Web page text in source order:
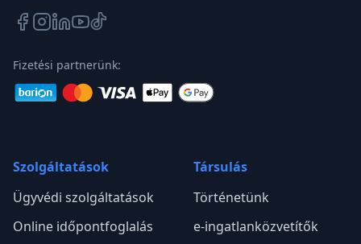
Fizetési partnerünk:
Szolgáltatások
Ügyvédi szolgáltatások
Online időpontfoglalás
Társulás
Történetünk
e-ingatlanközvetítők